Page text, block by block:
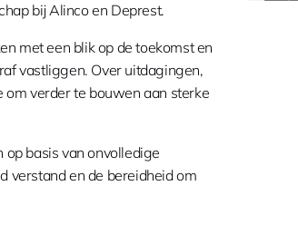
bij Alinco en Deprest.
met een blik op de toekomst en
vastliggen. Over uitdagingen,
verder te bouwen aan sterke
basis van onvolledige
verstand en de bereidheid om